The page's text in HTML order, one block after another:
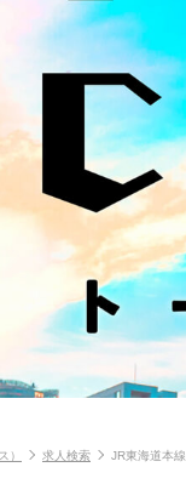
） 求人検索 JR東海道本